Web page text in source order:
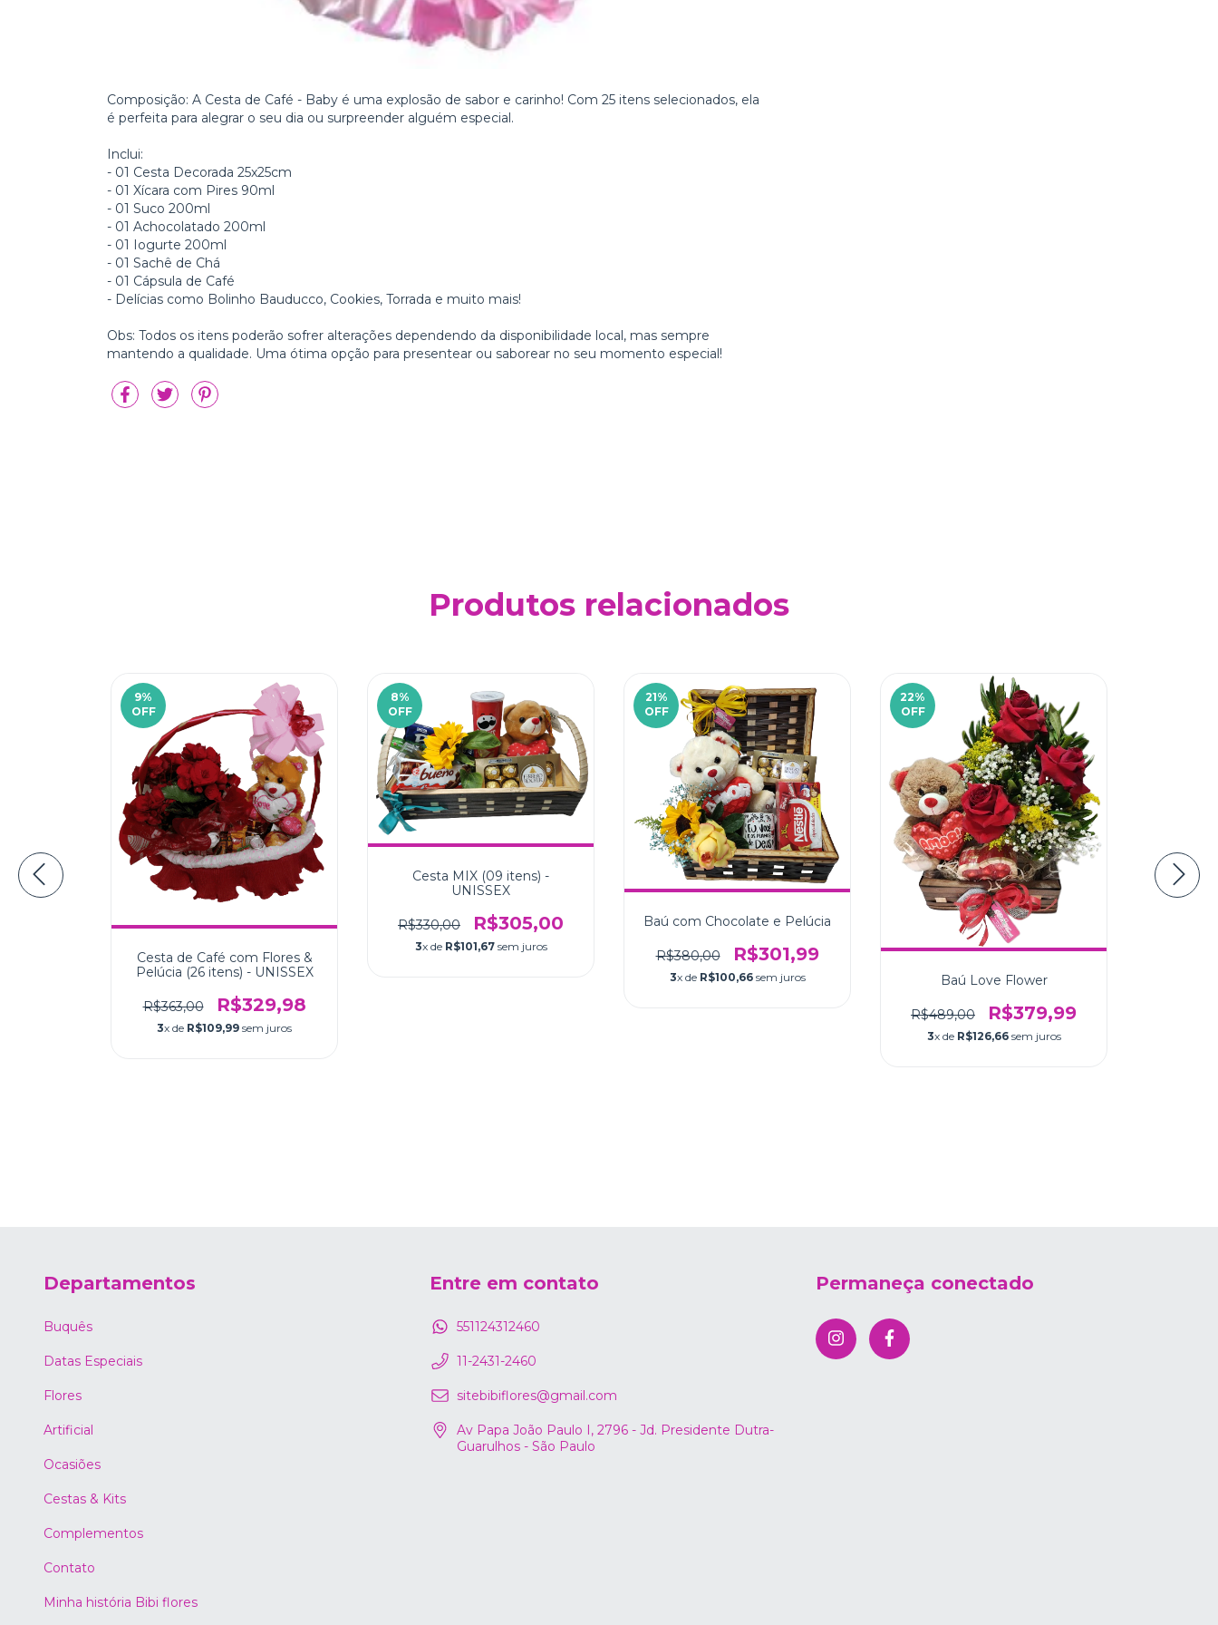
Composição: A Cesta de Café - Baby é uma explosão de sabor e carinho! Com 25 itens selecionados, ela
é perfeita para alegrar o seu dia ou surpreender alguém especial.
Inclui:
- 01 Cesta Decorada 25x25cm
- 01 Xícara com Pires 90ml
- 01 Suco 200ml
- 01 Achocolatado 200ml
- 01 Iogurte 200ml
- 01 Sachê de Chá
- 01 Cápsula de Café
- Delícias como Bolinho Bauducco, Cookies, Torrada e muito mais!
Obs: Todos os itens poderão sofrer alterações dependendo da disponibilidade local, mas sempre
mantendo a qualidade. Uma ótima opção para presentear ou saborear no seu momento especial!
Produtos relacionados
9%
OFF
Cesta de Café com Flores &
Pelúcia (26 itens) - UNISSEX
R$363,00 R$329,98
3x de R$109,99 sem juros
8%
OFF
Cesta MIX (09 itens) -
UNISSEX
R$330,00 R$305,00
3x de R$101,67sem juros
21%
OFF
Baú com Chocolate e Pelúcia
R$380,00 R$301,99
3x de R$100,66sem juros
22%
OFF
Baú Love Flower
R$489,00 R$379,99
3x de R$126,66sem juros
Departamentos
Buquês
Datas Especiais
Flores
Artificial
Ocasiões
Cestas & Kits
Complementos
Contato
Minha história Bibi flores
Entre em contato
551124312460
11-2431-2460
sitebibiflores@gmail.com
Av Papa João Paulo I, 2796 - Jd. Presidente Dutra-
Guarulhos - São Paulo
Permaneça conectado